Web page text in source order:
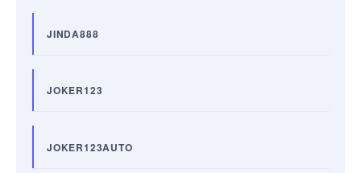
JINDA888
JOKER123
JOKER123AUTO